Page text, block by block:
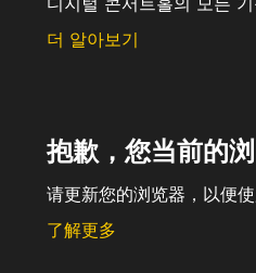
더 알아보기
抱歉，您当前的
请更新您的浏览器，以便
了解更多